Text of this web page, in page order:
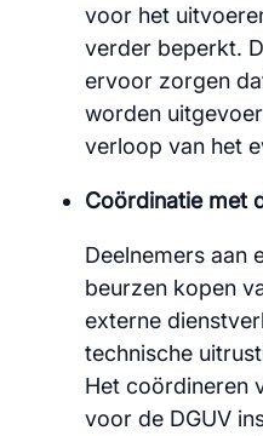
voor het
verder beperkt.
ervoor zorgen
worden
verloop van het
Coördinatie met
Deelnemers aan
beurzen kopen
externe
technische
Het coördineren
voor de DGUV